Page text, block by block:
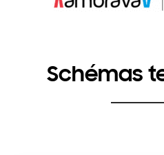
Schémas